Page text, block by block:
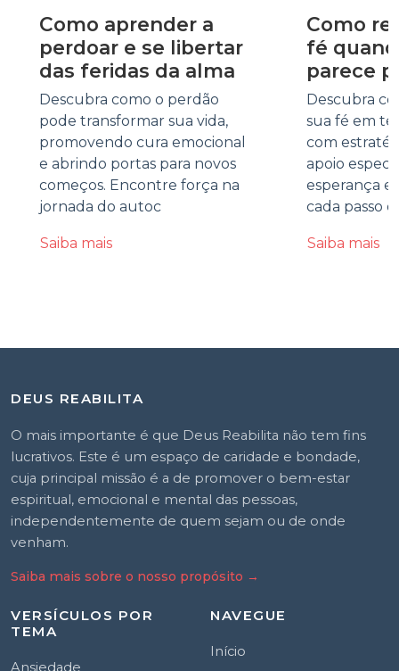
Como aprender a
perdoar e se libertar
das feridas da alma
Descubra como o perdão
pode transformar sua vida,
promovendo cura emocional
e abrindo portas para novos
começos. Encontre força na
jornada do autoc
Saiba mais
Como
fé
parece
Descubra
sua fé em
com
apoio
esperança e
cada passo d
Saiba mais
DEUS REABILITA
O mais importante é que Deus Reabilita não tem fins
lucrativos. Este é um espaço de caridade e bondade,
cuja principal missão é a de promover o bem-estar
espiritual, emocional e mental das pessoas,
independentemente de quem sejam ou de onde
venham.
Saiba mais sobre o nosso propósito →
VERSÍCULOS POR
TEMA
Ansiedade
NAVEGUE
Início